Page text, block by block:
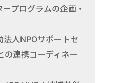
プログラムの企画・
法人NPOサポートセ
の連携コーディネー